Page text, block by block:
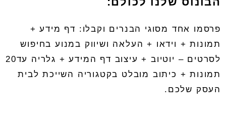
פרסמו אחד מסוגי הבנרים וקבלו : דף מידע +
תמונות + וידאו + העלאה ושיווק במנוע בחיפוש
לסרטים – יוטיוב + עיצוב דף המידע + גלריה עד20
תמונות + כיתוב מובלט בקטגוריה השייכת לבית
העסק שלכם .